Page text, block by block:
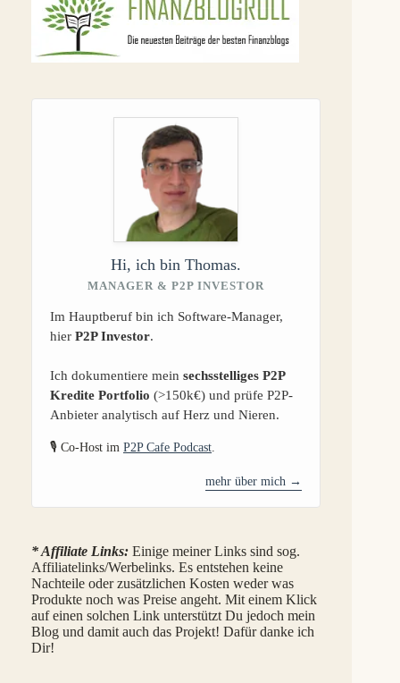
Hi, ich bin Thomas.
MANAGER & P2P INVESTOR
Im Hauptberuf bin ich Software-Manager,
hier P2P Investor.
Ich dokumentiere mein sechsstelliges P2P
Kredite Portfolio (>150k€) und prüfe P2P-
Anbieter analytisch auf Herz und Nieren.
🎙️ Co-Host im P2P Cafe Podcast.
mehr über mich →
* Affiliate Links: Einige meiner Links sind sog.
Affiliatelinks/Werbelinks. Es entstehen keine
Nachteile oder zusätzlichen Kosten weder was
Produkte noch was Preise angeht. Mit einem Klick
auf einen solchen Link unterstützt Du jedoch mein
Blog und damit auch das Projekt! Dafür danke ich
Dir!